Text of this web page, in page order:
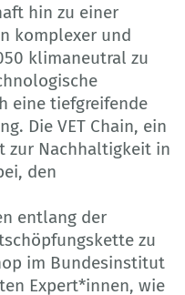
hin zu einer
komplexer und
klimaneutral zu
eine tiefgreifende
Die VET Chain, ein
zur Nachhaltigkeit in
den
entlang der
zu
im Bundesinstitut
Expert*innen, wie